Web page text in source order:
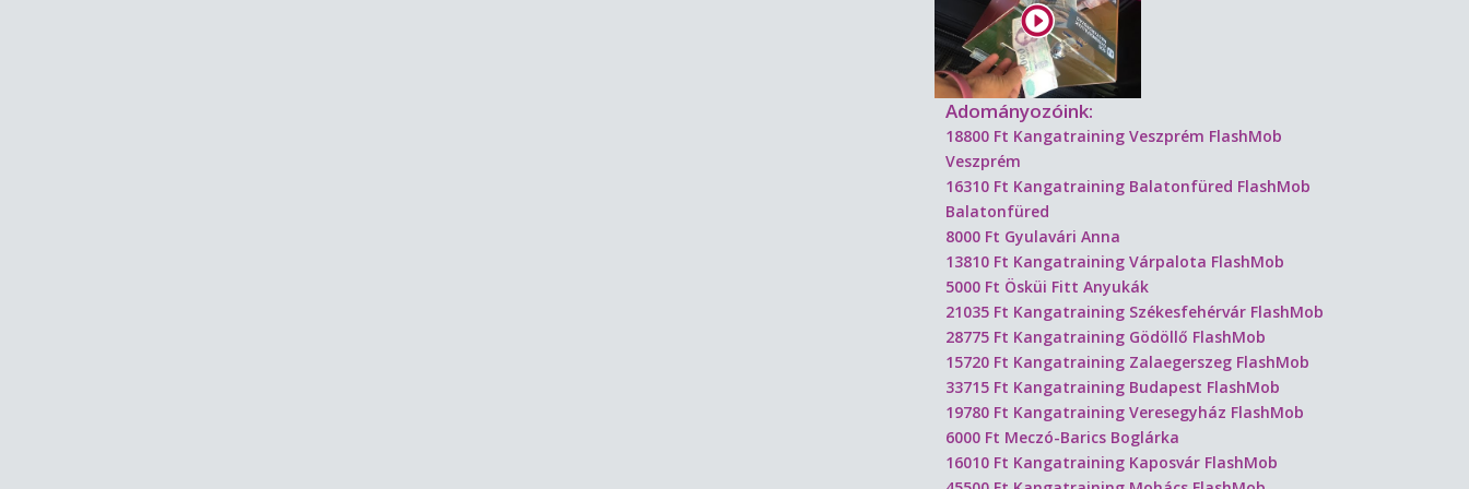
Adományozóink:
18800 Ft Kangatraining Veszprém FlashMob
Veszprém
16310 Ft Kangatraining Balatonfüred FlashMob
Balatonfüred
8000 Ft Gyulavári Anna
13810 Ft Kangatraining Várpalota FlashMob
5000 Ft Ösküi Fitt Anyukák
21035 Ft Kangatraining Székesfehérvár FlashMob
28775 Ft Kangatraining Gödöllő FlashMob
15720 Ft Kangatraining Zalaegerszeg FlashMob
33715 Ft Kangatraining Budapest FlashMob
19780 Ft Kangatraining Veresegyház FlashMob
6000 Ft Meczó-Barics Boglárka
16010 Ft Kangatraining Kaposvár FlashMob